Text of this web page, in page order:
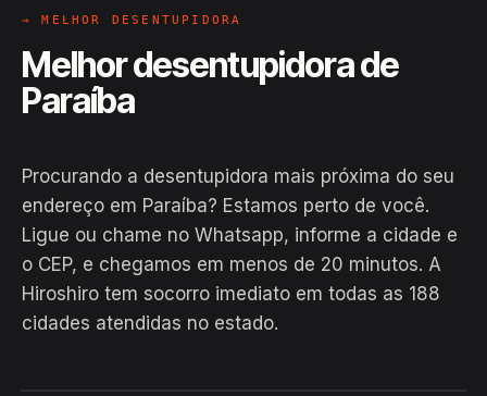
→ MELHOR DESENTUPIDORA
Melhor desentupidora de
Paraíba
Procurando a desentupidora mais próxima do seu
endereço em Paraíba? Estamos perto de você.
Ligue ou chame no Whatsapp, informe a cidade e
o CEP, e chegamos em menos de 20 minutos. A
Hiroshiro tem socorro imediato em todas as 188
cidades atendidas no estado.
EM CAMPO